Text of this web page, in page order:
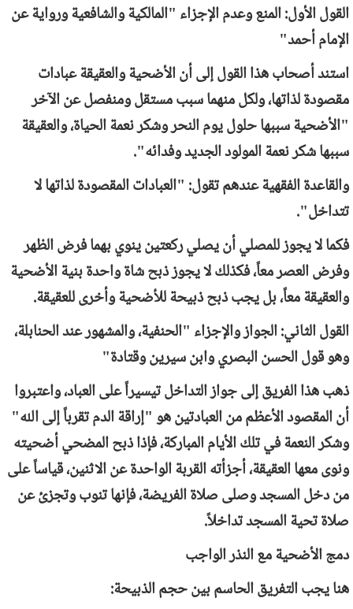
القول الأول: المنع وعدم الإجزاء "المالكية والشافعية ورواية عن
الإمام أحمد"
استند أصحاب هذا القول إلى أن الأضحية والعقيقة عبادات
مقصودة لذاتها، ولكل منهما سبب مستقل ومنفصل عن الآخر
"الأضحية سببها حلول يوم النحر وشكر نعمة الحياة، والعقيقة
سببها شكر نعمة المولود الجديد وفدائه".
والقاعدة الفقهية عندهم تقول: "العبادات المقصودة لذاتها لا
تتداخل".
فكما لا يجوز للمصلي أن يصلي ركعتين ينوي بهما فرض الظهر
وفرض العصر معاً، فكذلك لا يجوز ذبح شاة واحدة بنية الأضحية
والعقيقة معاً، بل يجب ذبح ذبيحة للأضحية وأخرى للعقيقة.
القول الثاني: الجواز والإجزاء "الحنفية، والمشهور عند الحنابلة،
وهو قول الحسن البصري وابن سيرين وقتادة"
ذهب هذا الفريق إلى جواز التداخل تيسيراً على العباد، واعتبروا
أن المقصود الأعظم من العبادتين هو "إراقة الدم تقرباً إلى الله"
وشكر النعمة في تلك الأيام المباركة، فإذا ذبح المضحي أضحيته
ونوى معها العقيقة، أجزأته القربة الواحدة عن الاثنين، قياساً على
من دخل المسجد وصلى صلاة الفريضة، فإنها تنوب وتجزئ عن
صلاة تحية المسجد تداخلاً.
دمج الأضحية مع النذر الواجب
هنا يجب التفريق الحاسم بين حجم الذبيحة: